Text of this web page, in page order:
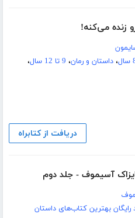
زنده می‌کنه!
،داستان و رمان، 9 تا 12 سال
،
دریافت از کتابراه
آسیموف - جلد دوم
رایگان بهترین کتاب‌های داستان